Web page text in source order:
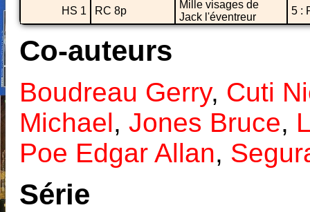
HS 1 RC 8p
Mille visages de
Jack l'éventreur
5 :
Co-auteurs
Boudreau Gerry, Cuti
Michael, Jones Bruce,
Poe Edgar Allan,
Série